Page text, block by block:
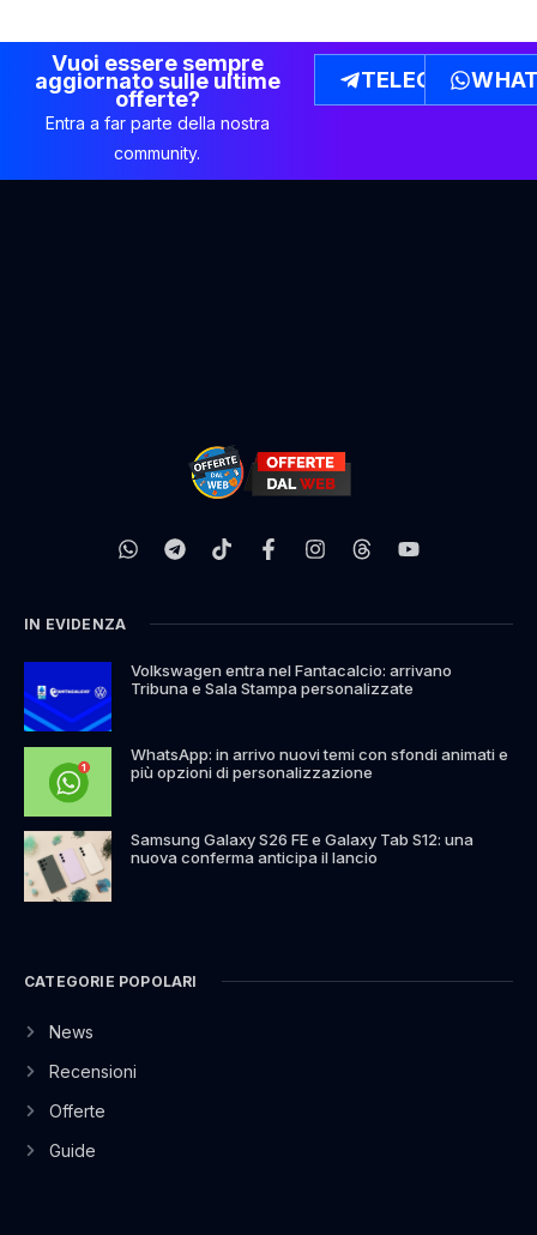
Vuoi essere sempre
aggiornato sulle ultime
offerte?
Entra a far parte della nostra
community.
TELEGRAM
IN EVIDENZA
Volkswagen entra nel Fantacalcio: arrivano
Tribuna e Sala Stampa personalizzate
WhatsApp: in arrivo nuovi temi con sfondi animati e
più opzioni di personalizzazione
Samsung Galaxy S26 FE e Galaxy Tab S12: una
nuova conferma anticipa il lancio
CATEGORIE POPOLARI
News
Recensioni
Offerte
Guide